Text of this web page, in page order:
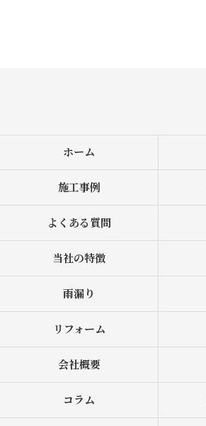
ホーム
施工事例
よくある質問
当社の特徴
雨漏り
リフォーム
会社概要
コラム